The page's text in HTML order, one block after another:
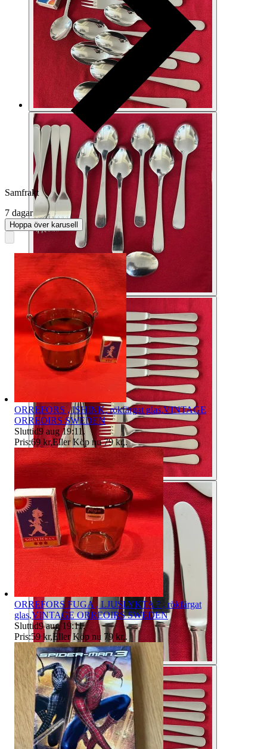
Samfrakt
7 dagar
Hoppa över karusell
ORREFORS , ISHINK, rökfärgat glas,VINTAGE
ORREOIRS SWEDEN
Sluttid9 aug 19:11.
Pris:69 kr,Eller Köp nu 79 kr,.
ORREFORS FUGA , LJUSLYKTA ? , rökfärgat
glas,VINTAGE ORREOIRS SWEDEN
Sluttid9 aug 19:11.
Pris:59 kr,Eller Köp nu 79 kr,.